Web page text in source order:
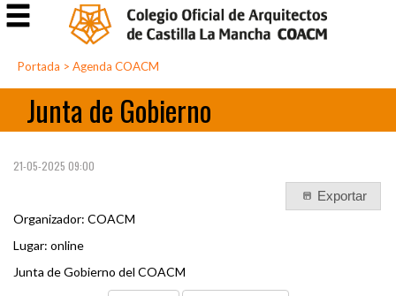
Portada > Agenda COACM
Junta de Gobierno
21-05-2025 09:00
Exportar
Organizador: COACM
Lugar: online
Junta de Gobierno del COACM